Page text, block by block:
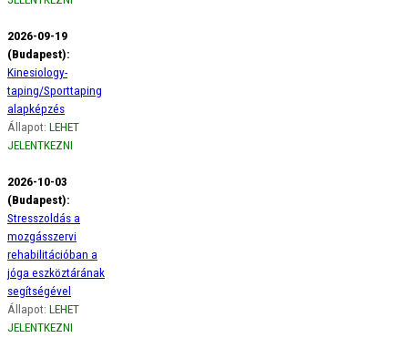
2026-09-19
(Budapest):
Kinesiology-
taping/Sporttaping
alapképzés
Állapot: LEHET
JELENTKEZNI
2026-10-03
(Budapest):
Stresszoldás a
mozgásszervi
rehabilitációban a
jóga eszköztárának
segítségével
Állapot: LEHET
JELENTKEZNI